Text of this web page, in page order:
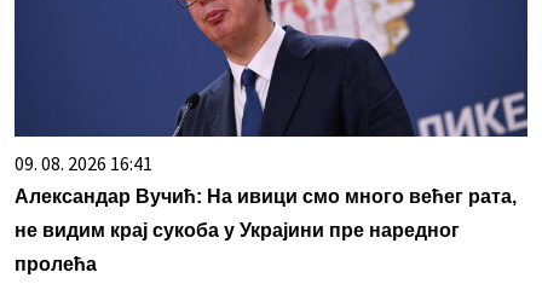
09. 08. 2026 16:41
Александар Вучић: На ивици смо много већег рата,
не видим крај сукоба у Украјини пре наредног
пролећа